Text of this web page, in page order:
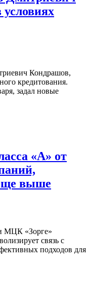
Кондрашов,
кредитования.
задал новые
«А» от
выше
МЦК «Зорге»
связь с
подходов для